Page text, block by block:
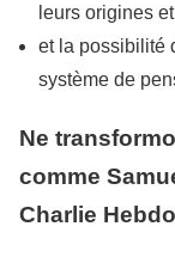
leurs origines
et la possibilité
système de
Ne
comme
Charlie